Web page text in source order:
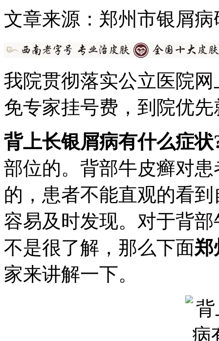
文章来源：郑州市银屑病
我院贯彻落实公立医院
免专家挂号费，到院优先
背上长银屑病有什么症状
部位的。背部牛皮癣对
的，患者不能直观的看
容易及时发现。对于背
不是很了解，那么下面郑
家来讲解一下。